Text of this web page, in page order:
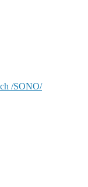
/SONO/